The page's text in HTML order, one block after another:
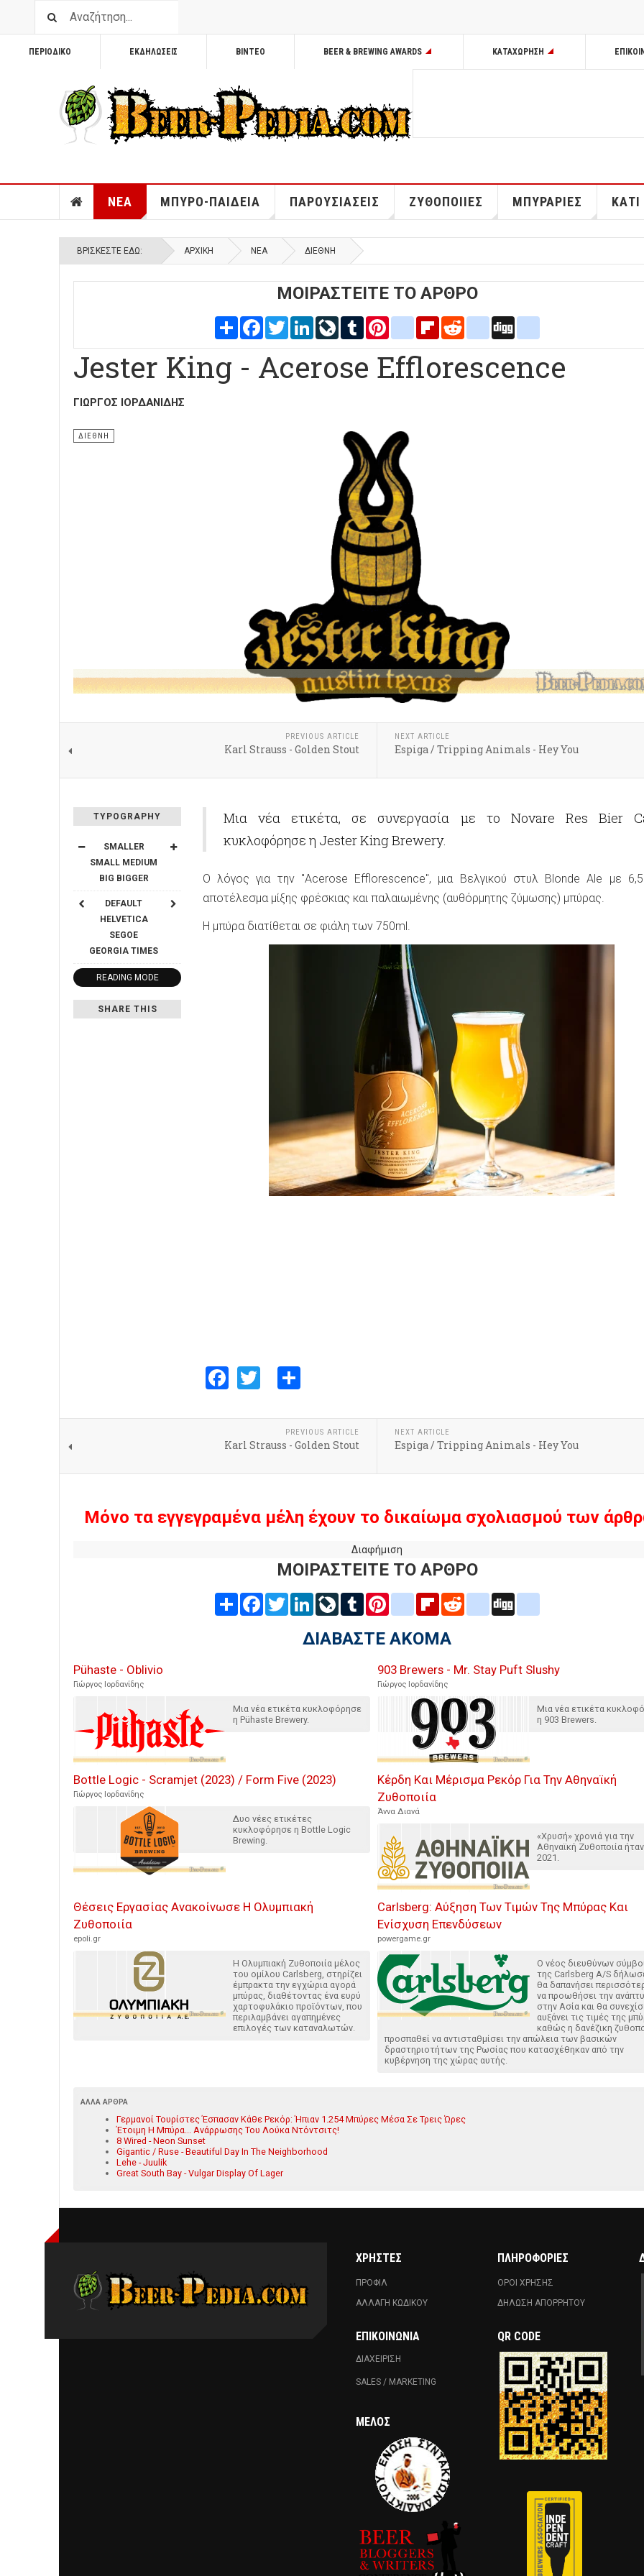
ΠΕΡΙΟΔΙΚΟ ΕΚΔΗΛΩΣΕΙΣ ΒΙΝΤΕΟ BEER & BREWING AWARDS ΚΑΤΑΧΩΡΗΣΗ
ΝΕΑ ΜΠΥΡΟ-ΠΑΙΔΕΙΑ ΠΑΡΟΥΣΙΑΣΕΙΣ ΖΥΘΟΠΟΙΙΕΣ ΜΠΥΡΑΡΙΕΣ
ΒΡΊΣΚΕΣΤΕ ΕΔΏ: ΑΡΧΙΚΉ ΝΕΑ ΔΙΕΘΝΗ
ΜΟΙΡΑΣΤΕΙΤΕ ΤΟ ΑΡΘΡΟ
Share FacebookTwitterLinkedInLiveJournal
Tumblr Pinterestblogger_post
FlipboardRedditdelicious
Jester King - Acerose Efflorescence
ΓΙΏΡΓΟΣ ΙΟΡΔΑΝΊΔΗΣ
ΔΙΕΘΝΗ
PREVIOUS ARTICLE
Karl Strauss - Golden Stout
NEXT ARTICLE
Espiga / Tripping Animals - Hey You
TYPOGRAPHY
SMALLER
SMALL MEDIUM
BIG BIGGER
DEFAULT
HELVETICA
SEGOE
GEORGIA TIMES
READING MODE
SHARE THIS
Μια νέα ετικέτα, σε συνεργασία με το Novare Res Bier
κυκλοφόρησε η Jester King Brewery.
Ο λόγος για την "Acerose Efflorescence", μια Βελγικού στυλ Blonde Ale με
αποτέλεσμα μίξης φρέσκιας και παλαιωμένης (αυθόρμητης ζύμωσης) μπύρας.
Η μπύρα διατίθεται σε φιάλη των 750ml.
Facebook
Twitter
PREVIOUS ARTICLE
Karl Strauss - Golden Stout
NEXT ARTICLE
Espiga / Tripping Animals - Hey You
Μόνο τα εγγεγραμένα μέλη έχουν το δικαίωμα σχολιασμού των
Διαφήμιση
ΜΟΙΡΑΣΤΕΙΤΕ ΤΟ ΑΡΘΡΟ
Share FacebookTwitterLinkedInLiveJournal
Tumblr Pinterestblogger_post
FlipboardRedditdelicious
ΔΙΑΒΑΣΤΕ ΑΚΟΜΑ
Pühaste - Oblivio
Γιώργος Ιορδανίδης
Μια νέα ετικέτα κυκλοφόρησε
η Pühaste Brewery.
903 Brewers - Mr. Stay Puft Slushy
Γιώργος Ιορδανίδης
Μια νέα ετικέτα
η 903 Brewers.
Bottle Logic - Scramjet (2023) / Form Five (2023)
Γιώργος Ιορδανίδης
Δυο νέες ετικέτες
κυκλοφόρησε η Bottle Logic
Brewing.
Κέρδη Και Μέρισμα Ρεκόρ Για Την Αθηναϊκή
Ζυθοποιία
Άννα Διανά
«Χρυσή» χρονιά για την
Αθηναϊκή Ζυθοποιία
2021.
Θέσεις Εργασίας Ανακοίνωσε Η Ολυμπιακή
Ζυθοποιία
epoli.gr
H Ολυμπιακή Ζυθοποιία μέλος
του ομίλου Carlsberg, στηρίζει
έμπρακτα την εγχώρια αγορά
μπύρας, διαθέτοντας ένα ευρύ
χαρτοφυλάκιο προϊόντων, που
περιλαμβάνει αγαπημένες
επιλογές των καταναλωτών.
Carlsberg: Αύξηση Των Τιμών Της Μπύρας Και
Ενίσχυση Επενδύσεων
powergame.gr
Ο νέος διευθύνων
της Carlsberg A/S
θα δαπανήσει
να προωθήσει την
στην Ασία και θα
αυξάνει τις τιμές της
καθώς η δανέζικη
προσπαθεί να αντισταθμίσει την απώλεια των βασικών
δραστηριοτήτων της Ρωσίας που κατασχέθηκαν από την
κυβέρνηση της χώρας αυτής.
ΆΛΛΑ ΆΡΘΡΑ
Γερμανοί Τουρίστες Έσπασαν Κάθε Ρεκόρ: Ήπιαν 1.254 Μπύρες Μέσα Σε Τρεις Ώρες
Έτοιμη Η Μπύρα... Ανάρρωσης Του Λούκα Ντόντσιτς!
8 Wired - Neon Sunset
Gigantic / Ruse - Beautiful Day In The Neighborhood
Lehe - Juulik
Great South Bay - Vulgar Display Of Lager
ΧΡΗΣΤΕΣ
ΠΡΟΦΙΛ
ΑΛΛΑΓΗ ΚΩΔΙΚΟΥ
ΕΠΙΚΟΙΝΩΝΊΑ
ΔΙΑΧΕΙΡΙΣΗ
SALES / MARKETING
ΜΈΛΟΣ
ΠΛΗΡΟΦΟΡΙΕΣ
ΟΡΟΙ ΧΡΗΣΗΣ
ΔΗΛΩΣΗ ΑΠΟΡΡΗΤΟΥ
QR CODE